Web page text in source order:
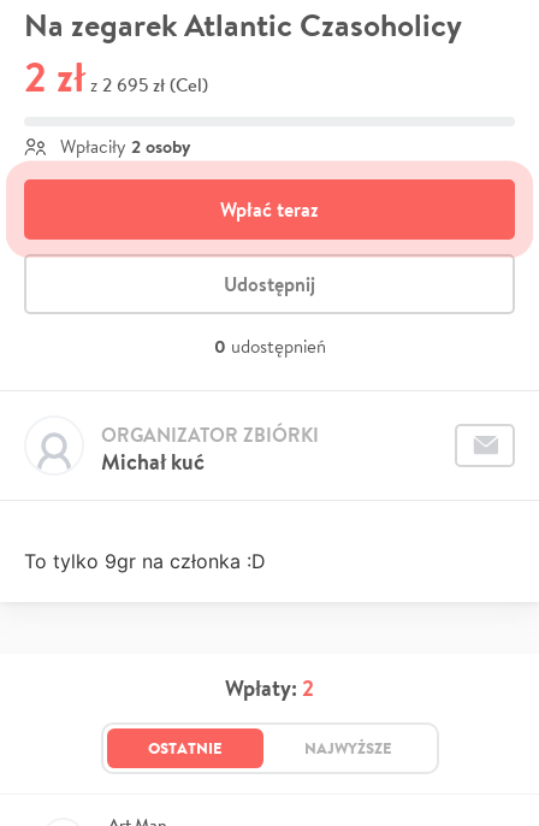
Na zegarek Atlantic Czasoholicy
2 zł z 2 695 zł (Cel)
Wpłaciły 2 osoby
Wpłać teraz
Udostępnij
0 udostępnień
Michał kuć
ORGANIZATOR ZBIÓRKI
To tylko 9gr na członka :D
Wpłaty: 2
OSTATNIE NAJWYŻSZE